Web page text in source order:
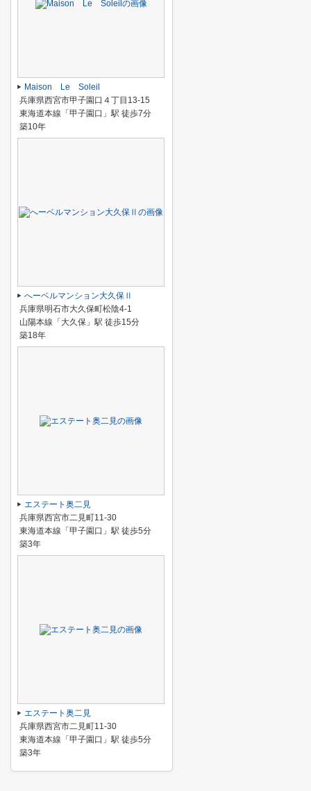
Maison Le Soleil
兵庫県西宮市甲子園口４丁目13-15
東海道本線「甲子園口」駅 徒歩7分
築10年
へーベルマンション大久保Ⅱ
兵庫県明石市大久保町松陰4-1
山陽本線「大久保」駅 徒歩15分
築18年
エステート奥二見
兵庫県西宮市二見町11-30
東海道本線「甲子園口」駅 徒歩5分
築3年
エステート奥二見
兵庫県西宮市二見町11-30
東海道本線「甲子園口」駅 徒歩5分
築3年